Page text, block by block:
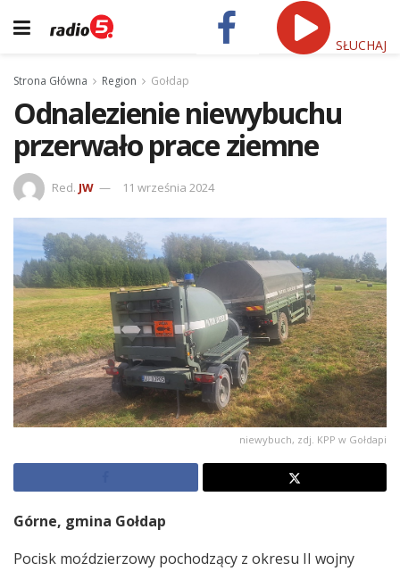
SŁUCHAJ
Strona Główna Region Gołdap
Odnalezienie niewybuchu
przerwało prace ziemne
Red. JW 11 września 2024
niewybuch, zdj. KPP w Gołdapi
Górne, gmina Gołdap
Pocisk moździerzowy pochodzący z okresu II wojny